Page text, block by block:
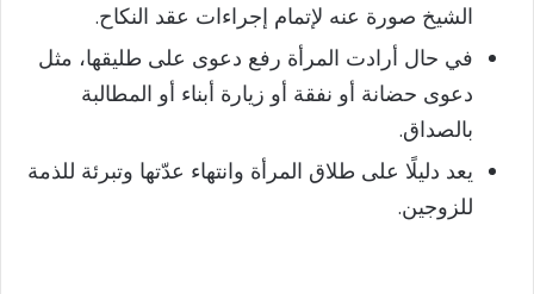
الشيخ صورة عنه لإتمام إجراءات عقد النكاح.
في حال أرادت المرأة رفع دعوى على طليقها، مثل
دعوى حضانة أو نفقة أو زيارة أبناء أو المطالبة
بالصداق.
يعد دليلًا على طلاق المرأة وانتهاء عدّتها وتبرئة للذمة
للزوجين.